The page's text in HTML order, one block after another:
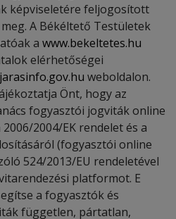
képviseletére feljogosított
A Békéltető Testületek
a www.bekeltetes.hu
elérhetőségei
weboldalon.
Önt, hogy az
fogyasztói jogviták online
2004/EK rendelet és a
(fogyasztói online
524/2013/EU rendeletével
platformot. E
a fogyasztók és
független, pártatlan,